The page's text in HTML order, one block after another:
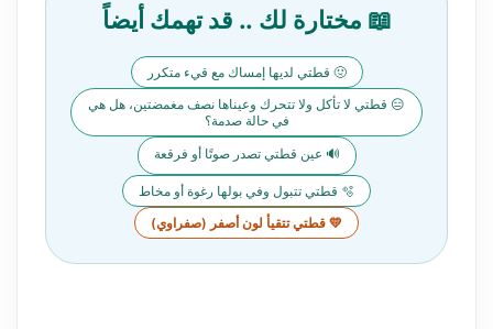
📖 مختارة لك .. قد تهمك أيضاً
🤢 قطتي لديها إمساك مع قيء متكرر
😑 قطتي لا تأكل ولا تتحرك وعيناها نصف مغمضتين، هل هي
في حالة صدمة؟
🔊 عين قطتي تصدر صوتًا أو فرقعة
🫧 قطتي تتبول وفي بولها رغوة أو مخاط
💛 قطتي تتقيأ لون أصفر (صفراوي)